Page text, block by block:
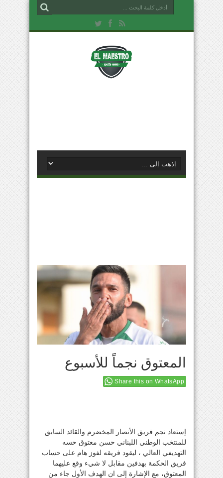
المعتوق نجماً للأسبوع
Share this on WhatsApp
إستعاد نجم فريق الأنصار المخضرم والقائد السابق
للمنتخب الوطني اللبناني حسن معتوق حسه
التهديفي العالي ، ليقود فريقه لفوز هام على حساب
فريق الحكمة بهدفين مقابل لا شيء وقع عليهما
المعتوق، مع الإشارة إلى ان الهدف الأول جاء من